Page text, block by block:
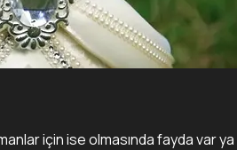
için ise olmasında fayda var ya